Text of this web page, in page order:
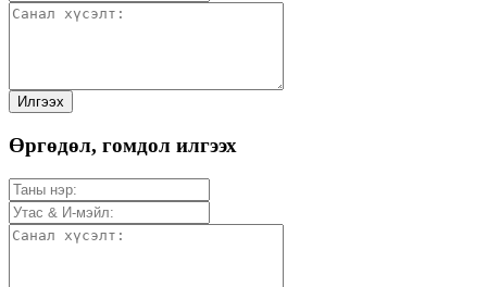
Өргөдөл, гомдол илгээх